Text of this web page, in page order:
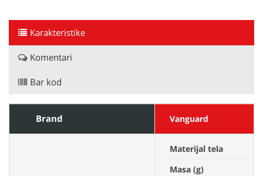
Karakteristike
Komentari
Bar kod
Brand Vanguard
Materijal tela
Masa (g)